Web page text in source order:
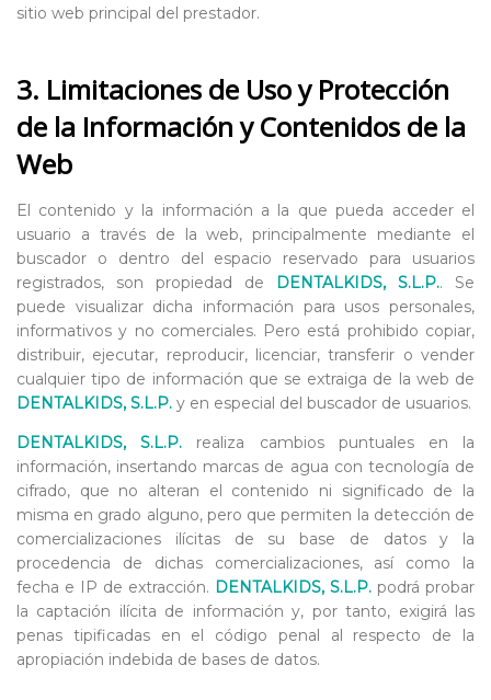
sitio web principal del prestador.
3. Limitaciones de Uso y Protección
de la Información y Contenidos de la
Web
El contenido y la información a la que pueda acceder el
usuario a través de la web, principalmente mediante el
buscador o dentro del espacio reservado para usuarios
registrados, son propiedad de
DENTALKIDS, S.L.P.. Se
puede visualizar dicha información para usos personales,
informativos y no comerciales. Pero está prohibido copiar,
distribuir, ejecutar, reproducir, licenciar, transferir o vender
cualquier tipo de información que se extraiga de la web de
DENTALKIDS, S.L.P. y en especial del buscador de usuarios.
DENTALKIDS, S.L.P. realiza cambios puntuales en la
información, insertando marcas de agua con tecnología de
cifrado, que no alteran el contenido ni significado de la
misma en grado alguno, pero que permiten la detección de
comercializaciones ilícitas de su base de datos y la
procedencia de dichas comercializaciones, así como la
fecha e IP de extracción. DENTALKIDS, S.L.P. podrá probar
la captación ilícita de información y, por tanto, exigirá las
penas tipificadas en el código penal al respecto de la
apropiación indebida de bases de datos.